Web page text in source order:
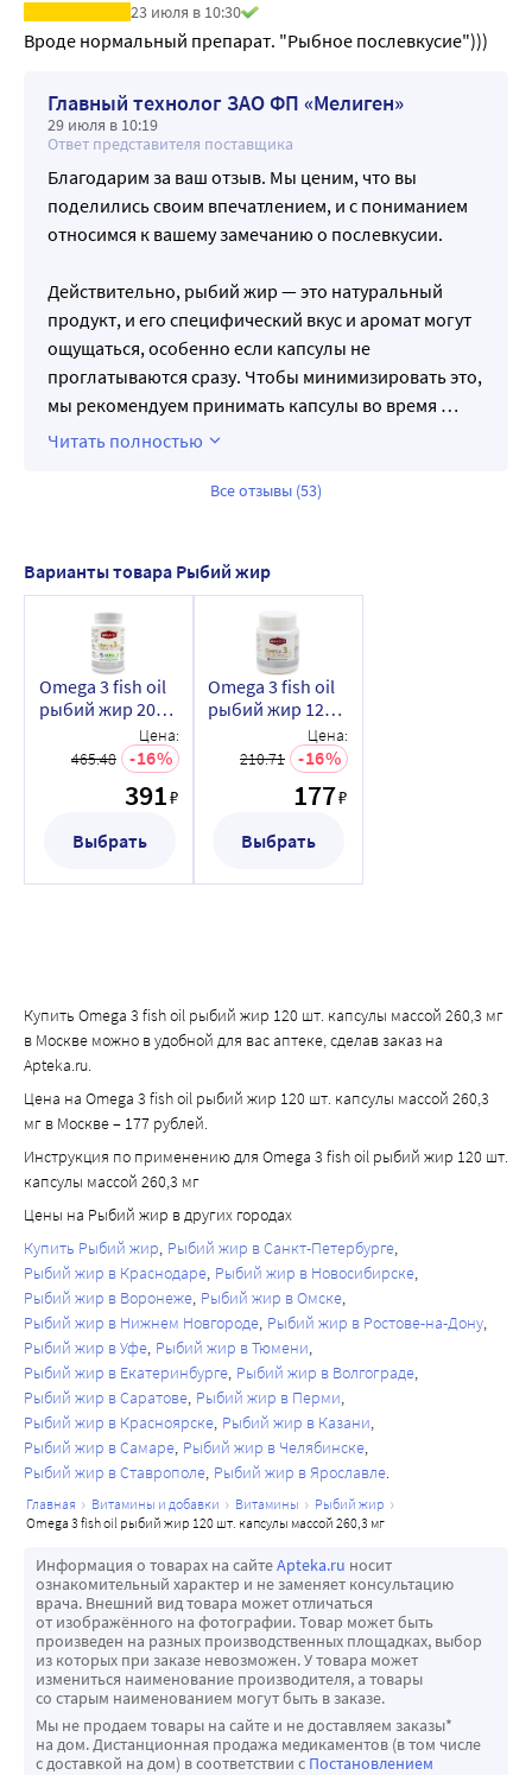
23 июля в 10:30
Вроде нормальный препарат. "Рыбное послевкусие")))
Главный технолог ЗАО ФП «Мелиген»
29 июля в 10:19
Ответ представителя поставщика
Благодарим за ваш отзыв. Мы ценим, что вы
поделились своим впечатлением, и с пониманием
относимся к вашему замечанию о послевкусии.
Действительно, рыбий жир — это натуральный
продукт, и его специфический вкус и аромат могут
ощущаться, особенно если капсулы не
проглатываются сразу. Чтобы минимизировать это,
мы рекомендуем принимать капсулы во время …
Читать полностью
Все отзывы (53)
Варианты товара Рыбий жир
Omega 3 fish oil
рыбий жир 200
массой 260,3 мг/
Цена:
465.48
16
391₽
Выбрать
Omega 3 fish oil
рыбий жир 120
массой 260,3 мг
Цена:
210.71
16
177₽
Выбрать
Купить Omega 3 fish oil рыбий жир 120 шт. капсулы массой 260,3 мг
в Москве можно в удобной для вас аптеке, сделав заказ на
Apteka.ru.
Цена на Omega 3 fish oil рыбий жир 120 шт. капсулы массой 260,3
мг в Москве – 177 рублей.
Инструкция по применению для Omega 3 fish oil рыбий жир 120 шт.
капсулы массой 260,3 мг
Цены на Рыбий жир в других городах
Купить Рыбий жир Рыбий жир в Санкт-Петербурге
Рыбий жир в Краснодаре Рыбий жир в Новосибирске
Рыбий жир в Воронеже Рыбий жир в Омске
Рыбий жир в Нижнем Новгороде Рыбий жир в Ростове-на-Дону
Рыбий жир в Уфе Рыбий жир в Тюмени
Рыбий жир в Екатеринбурге Рыбий жир в Волгограде
Рыбий жир в Саратове Рыбий жир в Перми
Рыбий жир в Красноярске Рыбий жир в Казани
Рыбий жир в Самаре Рыбий жир в Челябинске
Рыбий жир в Ставрополе Рыбий жир в Ярославле
главная витамины и добавки витамины
рыбий жир
omega 3 fish oil рыбий жир 120 шт. капсулы массой 260,3 мг
Информация о товарах на сайтеApteka.ru носит
ознакомительный характер и не заменяет консультацию
врача. Внешний вид товара может отличаться
от изображённого на фотографии. Товар может быть
произведен на разных производственных площадках, выбор
из которых при заказе невозможен. У товара может
измениться наименование производителя, а товары
со старым наименованием могут быть в заказе.
Мы не продаем товары на сайте и не доставляем заказы*
на дом. Дистанционная продажа медикаментов (в том числе
с доставкой на дом) в соответствии с Постановлением